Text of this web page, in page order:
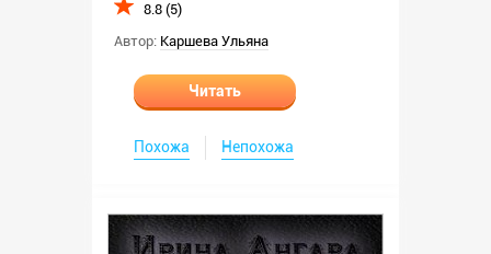
8.8 (5)
Автор: Каршева Ульяна
Читать
Похожа Непохожа